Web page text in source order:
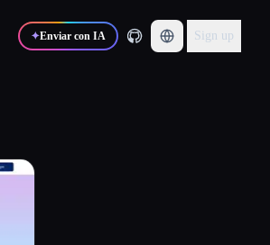
✦Enviar con IA Sign up